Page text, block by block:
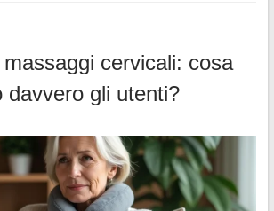
cervicali: cosa
davvero gli utenti?